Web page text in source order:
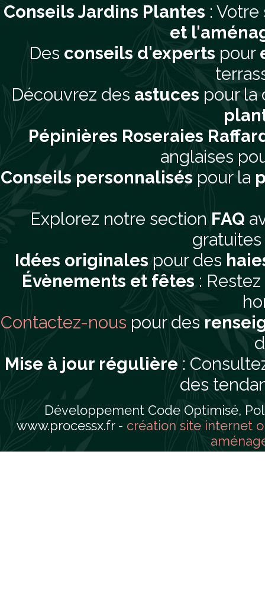
Conseils Jardins Plantes :
et
Des conseils d'experts pour
Découvrez des astuces pour
Pépinières Roseraies
anglaises
Conseils personnalisés pour la
Explorez notre section FAQ
gratuites
Idées originales pour des
Évènements et fêtes :
Contactez-nous pour des
Mise à jour régulière :
des
Développement Code Optimisé,
www.processx.fr - création site internet